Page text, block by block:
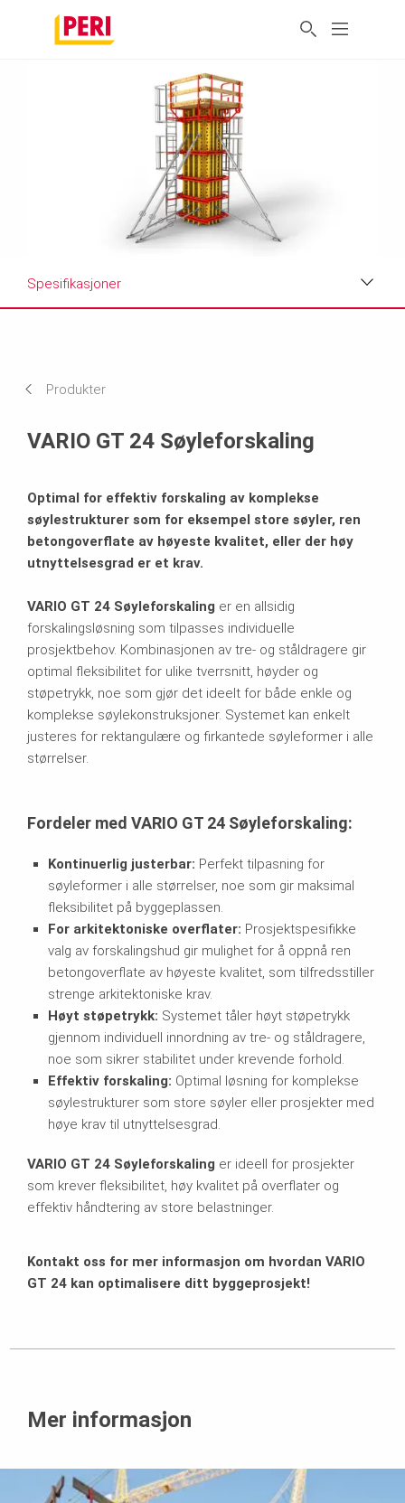
Spesifikasjoner
Produkter
VARIO GT 24 Søyleforskaling
Optimal for effektiv forskaling av komplekse
søylestrukturer som for eksempel store søyler, ren
betongoverflate av høyeste kvalitet, eller der høy
utnyttelsesgrad er et krav.
VARIO GT 24 Søyleforskaling er en allsidig
forskalingsløsning som tilpasses individuelle
prosjektbehov. Kombinasjonen av tre- og ståldragere gir
optimal fleksibilitet for ulike tverrsnitt, høyder og
støpetrykk, noe som gjør det ideelt for både enkle og
komplekse søylekonstruksjoner. Systemet kan enkelt
justeres for rektangulære og firkantede søyleformer i alle
størrelser.
Fordeler med VARIO GT 24 Søyleforskaling:
Kontinuerlig justerbar: Perfekt tilpasning for
søyleformer i alle størrelser, noe som gir maksimal
fleksibilitet på byggeplassen.
For arkitektoniske overflater: Prosjektspesifikke
valg av forskalingshud gir mulighet for å oppnå ren
betongoverflate av høyeste kvalitet, som tilfredsstiller
strenge arkitektoniske krav.
Høyt støpetrykk: Systemet tåler høyt støpetrykk
gjennom individuell innordning av tre- og ståldragere,
noe som sikrer stabilitet under krevende forhold.
Effektiv forskaling: Optimal løsning for komplekse
søylestrukturer som store søyler eller prosjekter med
høye krav til utnyttelsesgrad.
VARIO GT 24 Søyleforskaling er ideell for prosjekter
som krever fleksibilitet, høy kvalitet på overflater og
effektiv håndtering av store belastninger.
Kontakt oss for mer informasjon om hvordan VARIO
GT 24 kan optimalisere ditt byggeprosjekt!
Mer informasjon